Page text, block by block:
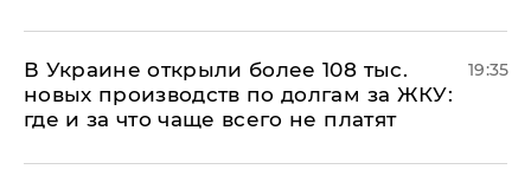
В Украине открыли более 108 тыс.
новых производств по долгам за ЖКУ:
где и за что чаще всего не платят
19:35